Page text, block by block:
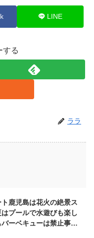
LINE
する
ララ
鹿児島は花火の絶景ス
プールで水遊びも楽し
ーベキューは禁止事項